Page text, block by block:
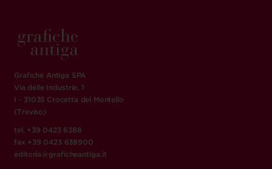
Grafiche Antiga SPA
Via delle Industrie, 1
I - 31035 Crocetta del Montello
(Treviso)
tel. +39 0423 6388
fax +39 0423 638900
editoria@graficheantiga.it